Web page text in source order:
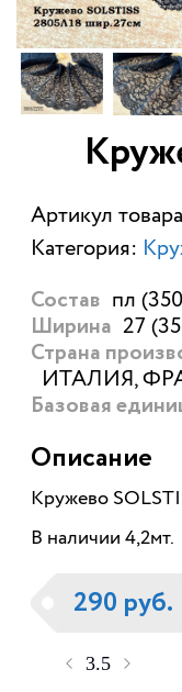
Артикул
Категория:
Состав пл
Ширина 27
Страна
ИТАЛИЯ,
Базовая
Описание
Кружево
В наличии 4,2мт.
290 руб.